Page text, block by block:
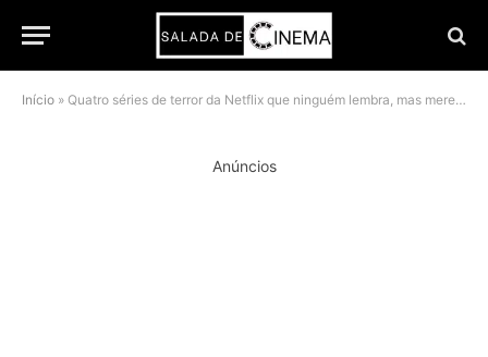
Início » Quatro séries de terror da Netflix que ninguém lembra, mas merecem maratona
Anúncios